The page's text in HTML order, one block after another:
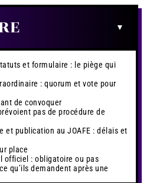
et formulaire : le piège qui
: quorum et vote pour
de convoquer
pas de procédure de
et publication au JOAFE : délais et
place
officiel : obligatoire ou pas
qu’ils demandent après une